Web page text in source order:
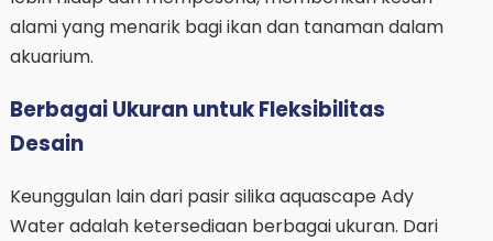
alami yang menarik bagi ikan dan tanaman dalam
akuarium.
Berbagai Ukuran untuk Fleksibilitas
Desain
Keunggulan lain dari pasir silika aquascape Ady
Water adalah ketersediaan berbagai ukuran. Dari